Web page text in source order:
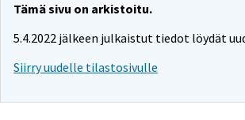
Tämä sivu on arkistoitu.
5.4.2022 jälkeen julkaistut tiedot löydät
Siirry uudelle tilastosivulle